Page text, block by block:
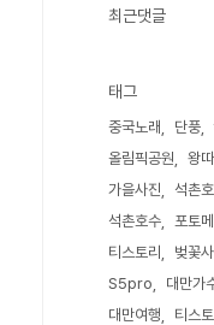
최근댓글
태그
중국노래 단풍
올림픽공원
왕
가을사진
석촌
석촌호수
포토
티스토리
벚꽃
S5pro
대만가
대만여행
티스